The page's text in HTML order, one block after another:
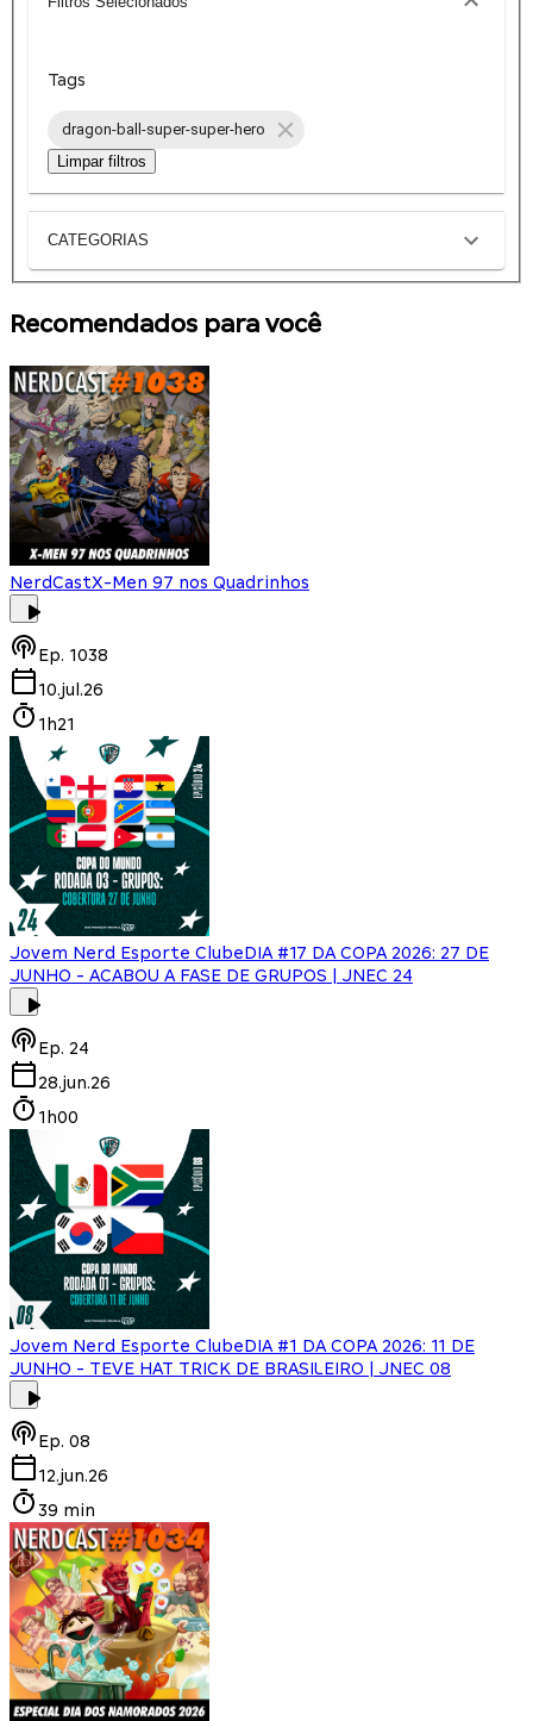
Tags
dragon-ball-super-super-hero
Limpar filtros
CATEGORIAS
Recomendados para você
NerdCastX-Men 97 nos Quadrinhos
Ep. 1038
10.jul.26
1h21
Jovem Nerd Esporte ClubeDIA #17 DA COPA 2026: 27 DE
JUNHO - ACABOU A FASE DE GRUPOS | JNEC 24
Ep. 24
28.jun.26
1h00
Jovem Nerd Esporte ClubeDIA #1 DA COPA 2026: 11 DE
JUNHO - TEVE HAT TRICK DE BRASILEIRO | JNEC 08
Ep. 08
12.jun.26
39 min